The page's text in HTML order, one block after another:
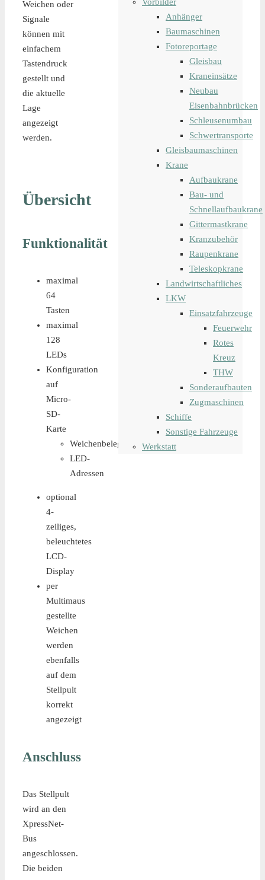
Weichen oder
Signale
können mit
einfachem
Tastendruck
gestellt und
die aktuelle
Lage
angezeigt
werden.
Übersicht
Funktionalität
maximal
64
Tasten
maximal
128
LEDs
Konfiguration
auf
Micro-
SD-
Karte
Weichenbelegung
LED-
Adressen
optional
4-
zeiliges,
beleuchtetes
LCD-
Display
per
Multimaus
gestellte
Weichen
werden
ebenfalls
auf dem
Stellpult
korrekt
angezeigt
Anschluss
Das Stellpult
wird an den
XpressNet-
Bus
angeschlossen.
Die beiden
Anhänger
Baumaschinen
Fotoreportage
Gleisbau
Kraneinsätze
Neubau
Eisenbahnbrücken
Schleusenumbau
Schwertransporte
Gleisbaumaschinen
Krane
Aufbaukrane
Bau- und
Schnellaufbaukrane
Gittermastkrane
Kranzubehör
Raupenkrane
Teleskopkrane
Landwirtschaftliches
LKW
Einsatzfahrzeuge
Feuerwehr
Rotes
Kreuz
THW
Sonderaufbauten
Zugmaschinen
Schiffe
Sonstige Fahrzeuge
Werkstatt